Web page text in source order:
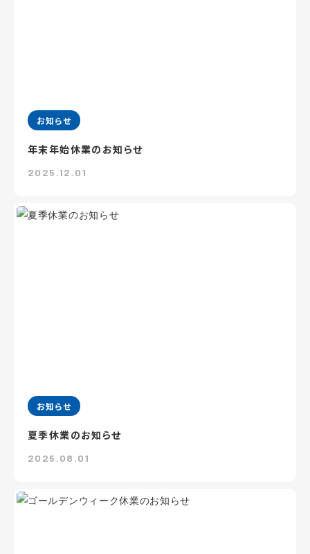
お知らせ
年末年始休業のお知らせ
2025.12.01
お知らせ
夏季休業のお知らせ
2025.08.01